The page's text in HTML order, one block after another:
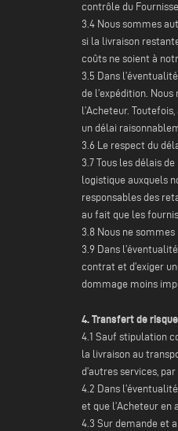
contrôle du
3.4 Nous sommes
si la livraison
coûts ne soient à
3.5 Dans
de l’expédition.
l’Acheteur.
un délai
3.6 Le respect du
3.7 Tous les délais
logistique auxquels
responsables des
au fait que les
3.8 Nous ne
3.9 Dans
contrat et d’exiger
dommage moins
4. Transfert de
4.1 Sauf stipulation
la livraison au
d’autres services,
4.2 Dans
et que l’Acheteur en
4.3 Sur demande et